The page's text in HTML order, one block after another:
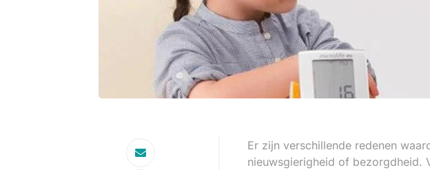
Er zijn verschillende redenen
nieuwsgierigheid of bezorgdheid.